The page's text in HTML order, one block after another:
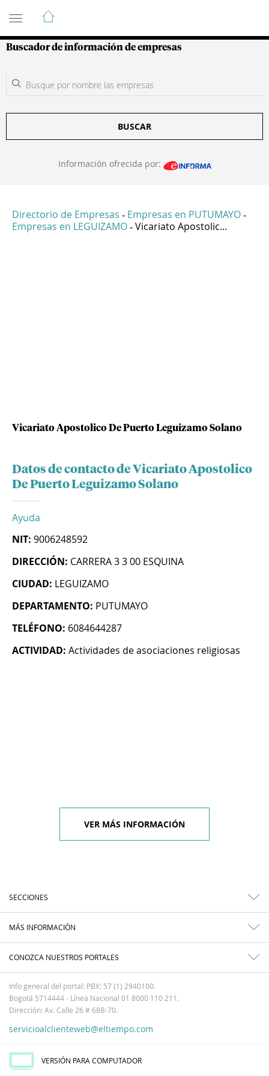
Guía de Empresas Colombianas
Buscador de información de empresas
BUSCAR
Información ofrecida por:
Directorio de Empresas - Empresas en PUTUMAYO -
Empresas en LEGUIZAMO - Vicariato Apostolic...
Vicariato Apostolico De Puerto Leguizamo Solano
Datos de contacto de Vicariato Apostolico
De Puerto Leguizamo Solano
Ayuda
NIT: 9006248592
DIRECCIÓN: CARRERA 3 3 00 ESQUINA
CIUDAD: LEGUIZAMO
DEPARTAMENTO: PUTUMAYO
TELÉFONO: 6084644287
ACTIVIDAD: Actividades de asociaciones religiosas
VER MÁS INFORMACIÓN
SECCIONES
MÁS INFORMACIÓN
CONOZCA NUESTROS PORTALES
Info general del portal: PBX: 57 (1) 2940100.
Bogotá 5714444 - Línea Nacional 01 8000 110 211.
Dirección: Av. Calle 26 # 68B-70.
servicioalclienteweb@eltiempo.com
VERSIÓN PARA COMPUTADOR